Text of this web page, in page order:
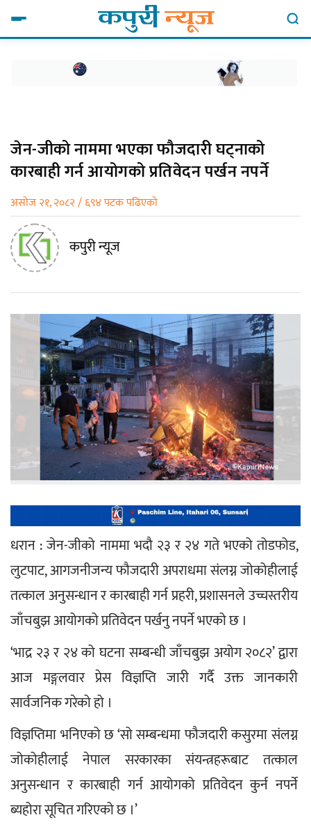
जेन-जीको नाममा भएका फौजदारी घट्नाको
कारबाही गर्न आयोगको प्रतिवेदन पर्खन नपर्ने
असोज २१, २०८२ / ६९४ पटक पढिएको
कपुरी न्यूज
धरान : जेन-जीको नाममा भदौ २३ र २४ गते भएको तोडफोड,
लुटपाट, आगजनीजन्य फौजदारी अपराधमा संलग्न जोकोहीलाई
तत्काल अनुसन्धान र कारबाही गर्न प्रहरी, प्रशासनले उच्चस्तरीय
जाँचबुझ आयोगको प्रतिवेदन पर्खनु नपर्ने भएको छ ।
‘भाद्र २३ र २४ को घटना सम्बन्धी जाँचबुझ अयोग २०८२’ द्वारा
आज मङ्गलवार प्रेस विज्ञप्ति जारी गर्दै उक्त जानकारी
सार्वजनिक गरेको हो ।
विज्ञप्तिमा भनिएको छ ‘सो सम्बन्धमा फौजदारी कसुरमा संलग्न
जोकोहीलाई नेपाल सरकारका संयन्त्रहरूबाट तत्काल
अनुसन्धान र कारबाही गर्न आयोगको प्रतिवेदन कुर्न नपर्ने
ब्यहोरा सूचित गरिएको छ ।’